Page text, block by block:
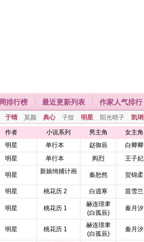
周排行榜 最近更新列表 作家人气排行
于晴 莫颜 典心 子纹 明星 阳光晴子 凯琍
作者 小说系列 男主角 女主角
明星 单行本 赵御辰 白卿卿
明星 单行本 阎烈 王子妃
明星 新娘缉捕计画 秦恕然 贺锦柔
明星 桃花历 2 白逍寒 苗雪兰
明星 桃花历 1
赫连璟聿
(白孤辰)
秦月汐
明星 桃花历 1
赫连璟聿
(白孤辰)
秦月汐